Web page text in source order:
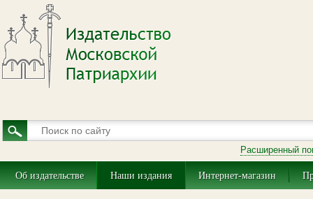
Расширенный
Об издательстве Наши издания Интернет-магазин